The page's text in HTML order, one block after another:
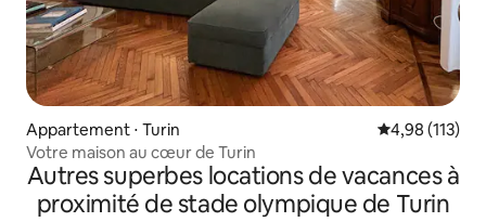
Appartement ⋅ Turin Évaluation
4,98 (113)
Votre maison au cœur de Turin
Autres superbes locations de vacances à
proximité de stade olympique de Turin